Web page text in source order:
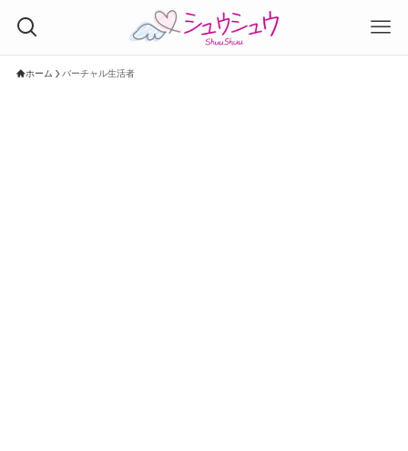
ホーム バーチャル生活者